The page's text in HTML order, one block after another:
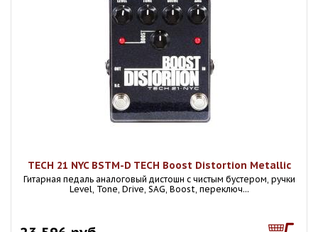
TECH 21 NYC BSTM-D TECH Boost Distortion Metallic
Гитарная педаль аналоговый дистошн с чистым бустером, ручки
Level, Tone, Drive, SAG, Boost, переключ...